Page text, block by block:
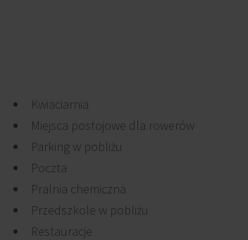
Kwiaciarnia
Miejsca postojowe dla rowerów
Parking w pobliżu
Poczta
Pralnia chemiczna
Przedszkole w pobliżu
Restauracje